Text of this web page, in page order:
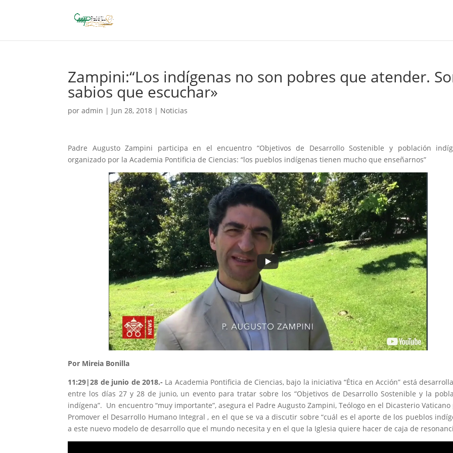
Zampini:“Los indígenas no son pobres que atender.
sabios que escuchar»
poradmin | Jun 28, 2018 | Noticias
Padre Augusto Zampini participa en el encuentro “Objetivos de Desarrollo Sostenible y población
organizado por la Academia Pontificia de Ciencias: “los pueblos indígenas tienen mucho que enseñarnos”
Por Mireia Bonilla
11:29|28 de junio de 2018.- La Academia Pontificia de Ciencias, bajo la iniciativa “Ética en Acción” está
entre los días 27 y 28 de junio, un evento para tratar sobre los “Objetivos de Desarrollo Sostenible y la
indígena”. Un encuentro “muy importante”, asegura el Padre Augusto Zampini, Teólogo en el Dicasterio Vaticano
Promover el Desarrollo Humano Integral , en el que se va a discutir sobre “cuál es el aporte de los pueblos
a este nuevo modelo de desarrollo que el mundo necesita y en el que la Iglesia quiere hacer de caja de